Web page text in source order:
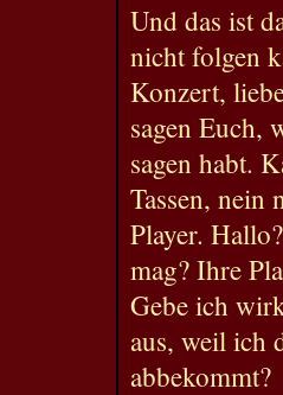
Und das ist
nicht folgen
Konzert,
sagen Euch,
sagen habt.
Tassen, nein
Player.
mag? Ihre
Gebe ich
aus, weil ich
abbekommt?